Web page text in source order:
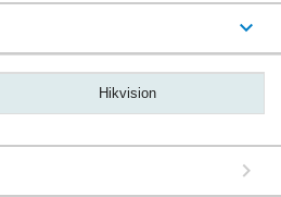
Hikvision